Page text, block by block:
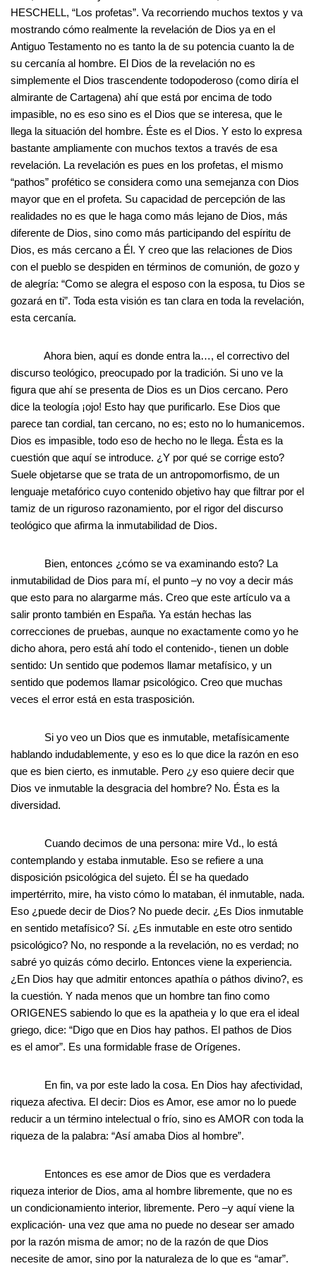
HESCHELL, “Los profetas”. Va recorriendo muchos textos y va
mostrando cómo realmente la revelación de Dios ya en el
Antiguo Testamento no es tanto la de su potencia cuanto la de
su cercanía al hombre. El Dios de la revelación no es
simplemente el Dios trascendente todopoderoso (como diría el
almirante de Cartagena) ahí que está por encima de todo
impasible, no es eso sino es el Dios que se interesa, que le
llega la situación del hombre. Éste es el Dios. Y esto lo expresa
bastante ampliamente con muchos textos a través de esa
revelación. La revelación es pues en los profetas, el mismo
“pathos” profético se considera como una semejanza con Dios
mayor que en el profeta. Su capacidad de percepción de las
realidades no es que le haga como más lejano de Dios, más
diferente de Dios, sino como más participando del espíritu de
Dios, es más cercano a Él. Y creo que las relaciones de Dios
con el pueblo se despiden en términos de comunión, de gozo y
de alegría: “Como se alegra el esposo con la esposa, tu Dios se
gozará en ti”. Toda esta visión es tan clara en toda la revelación,
esta cercanía.
Ahora bien, aquí es donde entra la…, el correctivo del
discurso teológico, preocupado por la tradición. Si uno ve la
figura que ahí se presenta de Dios es un Dios cercano. Pero
dice la teología ¡ojo! Esto hay que purificarlo. Ese Dios que
parece tan cordial, tan cercano, no es; esto no lo humanicemos.
Dios es impasible, todo eso de hecho no le llega. Ésta es la
cuestión que aquí se introduce. ¿Y por qué se corrige esto?
Suele objetarse que se trata de un antropomorfismo, de un
lenguaje metafórico cuyo contenido objetivo hay que filtrar por el
tamiz de un riguroso razonamiento, por el rigor del discurso
teológico que afirma la inmutabilidad de Dios.
Bien, entonces ¿cómo se va examinando esto? La
inmutabilidad de Dios para mí, el punto –y no voy a decir más
que esto para no alargarme más. Creo que este artículo va a
salir pronto también en España. Ya están hechas las
correcciones de pruebas, aunque no exactamente como yo he
dicho ahora, pero está ahí todo el contenido-, tienen un doble
sentido: Un sentido que podemos llamar metafísico, y un
sentido que podemos llamar psicológico. Creo que muchas
veces el error está en esta trasposición.
Si yo veo un Dios que es inmutable, metafísicamente
hablando indudablemente, y eso es lo que dice la razón en eso
que es bien cierto, es inmutable. Pero ¿y eso quiere decir que
Dios ve inmutable la desgracia del hombre? No. Ésta es la
diversidad.
Cuando decimos de una persona: mire Vd., lo está
contemplando y estaba inmutable. Eso se refiere a una
disposición psicológica del sujeto. Él se ha quedado
impertérrito, mire, ha visto cómo lo mataban, él inmutable, nada.
Eso ¿puede decir de Dios? No puede decir. ¿Es Dios inmutable
en sentido metafísico? Sí. ¿Es inmutable en este otro sentido
psicológico? No, no responde a la revelación, no es verdad; no
sabré yo quizás cómo decirlo. Entonces viene la experiencia.
¿En Dios hay que admitir entonces apathía o páthos divino?, es
la cuestión. Y nada menos que un hombre tan fino como
ORIGENES sabiendo lo que es la apatheia y lo que era el ideal
griego, dice: “Digo que en Dios hay pathos. El pathos de Dios
es el amor”. Es una formidable frase de Orígenes.
En fin, va por este lado la cosa. En Dios hay afectividad,
riqueza afectiva. El decir: Dios es Amor, ese amor no lo puede
reducir a un término intelectual o frío, sino es AMOR con toda la
riqueza de la palabra: “Así amaba Dios al hombre”.
Entonces es ese amor de Dios que es verdadera
riqueza interior de Dios, ama al hombre libremente, que no es
un condicionamiento interior, libremente. Pero –y aquí viene la
explicación- una vez que ama no puede no desear ser amado
por la razón misma de amor; no de la razón de que Dios
necesite de amor, sino por la naturaleza de lo que es “amar”.